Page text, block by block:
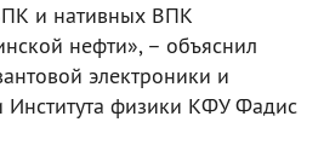
и нативных ВПК
нефти», – объяснил
электроники и
Института физики КФУ Фадис